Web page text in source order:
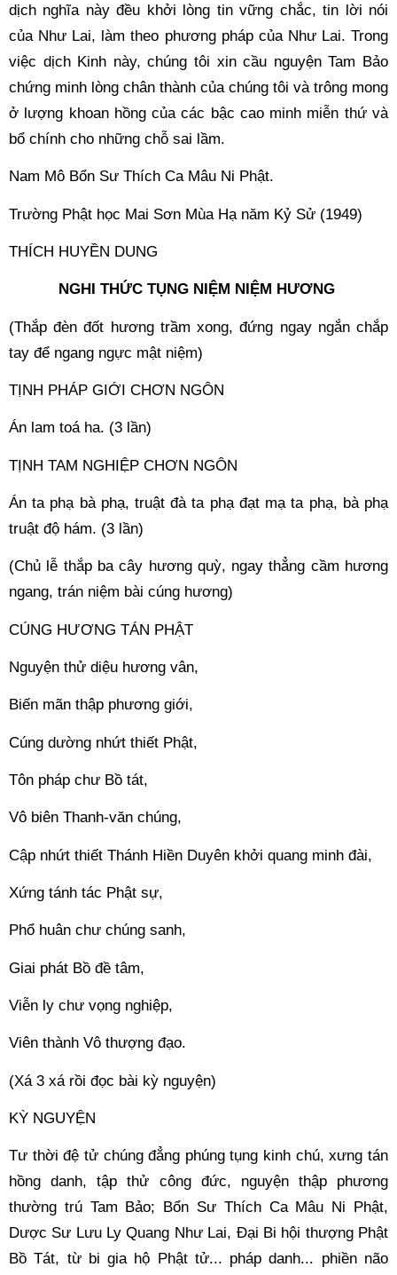
dịch nghĩa này đều khởi lòng tin vững chắc, tin lời nói
của Như Lai, làm theo phương pháp của Như Lai. Trong
việc dịch Kinh này, chúng tôi xin cầu nguyện Tam Bảo
chứng minh lòng chân thành của chúng tôi và trông mong
ở lượng khoan hồng của các bậc cao minh miễn thứ và
bổ chính cho những chỗ sai lầm.
Nam Mô Bổn Sư Thích Ca Mâu Ni Phật.
Trường Phật học Mai Sơn Mùa Hạ năm Kỷ Sử (1949)
THÍCH HUYỀN DUNG
NGHI THỨC TỤNG NIỆM NIỆM HƯƠNG
(Thắp đèn đốt hương trầm xong, đứng ngay ngắn chắp
tay để ngang ngực mật niệm)
TỊNH PHÁP GIỚI CHƠN NGÔN
Án lam toá ha. (3 lần)
TỊNH TAM NGHIỆP CHƠN NGÔN
Án ta phạ bà phạ, truật đà ta phạ đạt mạ ta phạ, bà phạ
truật độ hám. (3 lần)
(Chủ lễ thắp ba cây hương quỳ, ngay thẳng cầm hương
ngang, trán niệm bài cúng hương)
CÚNG HƯƠNG TÁN PHẬT
Nguyện thử diệu hương vân,
Biến mãn thập phương giới,
Cúng dường nhứt thiết Phật,
Tôn pháp chư Bồ tát,
Vô biên Thanh-văn chúng,
Cập nhứt thiết Thánh Hiền Duyên khởi quang minh đài,
Xứng tánh tác Phật sự,
Phổ huân chư chúng sanh,
Giai phát Bồ đề tâm,
Viễn ly chư vọng nghiệp,
Viên thành Vô thượng đạo.
(Xá 3 xá rồi đọc bài kỳ nguyện)
KỲ NGUYỆN
Tư thời đệ tử chúng đẳng phúng tụng kinh chú, xưng tán
hồng danh, tập thử công đức, nguyện thập phương
thường trú Tam Bảo; Bổn Sư Thích Ca Mâu Ni Phật,
Dược Sư Lưu Ly Quang Như Lai, Đại Bi hội thượng Phật
Bồ Tát, từ bi gia hộ Phật tử... pháp danh... phiền não